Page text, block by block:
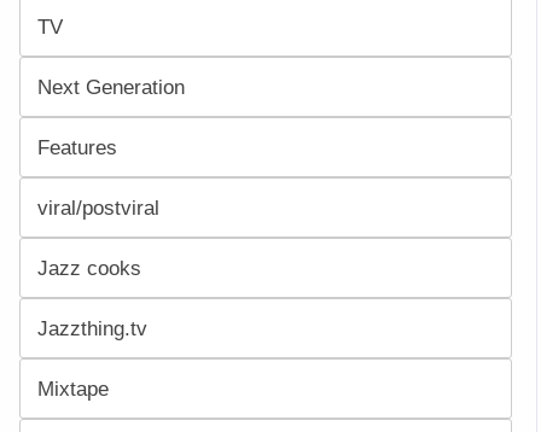
TV
Next Generation
Features
viral/postviral
Jazz cooks
Jazzthing.tv
Mixtape